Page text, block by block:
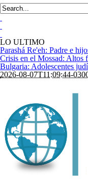
LO ULTIMO
Parashá Re'eh: Padre e
Crisis en el Mossad: Altos
Bulgaria: Adolescentes
2026-08-07T11:09:44-